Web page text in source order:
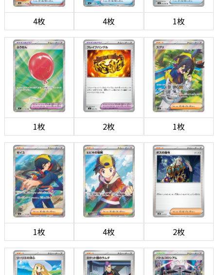
4枚 4枚 1枚
1枚 2枚 1枚
1枚 4枚 2枚